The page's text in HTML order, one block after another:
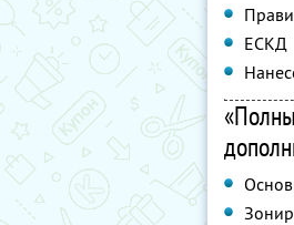
ЕСКД